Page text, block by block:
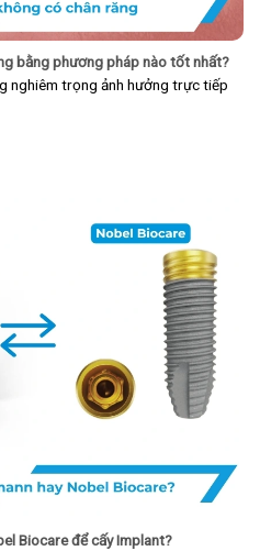
bằng phương pháp nào tốt nhất?
nghiêm trọng ảnh hưởng trực tiếp
Biocare để cấy Implant?